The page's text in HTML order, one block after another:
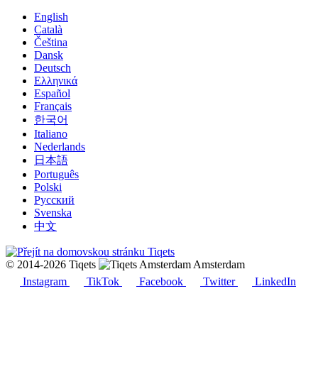
English
Català
Čeština
Dansk
Deutsch
Ελληνικά
Español
Français
한국어
Italiano
Nederlands
日本語
Português
Polski
Русский
Svenska
中文
© 2014-2026 Tiqets
Amsterdam
Instagram
TikTok Facebook Twitter LinkedIn